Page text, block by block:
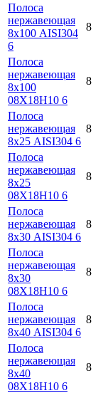
Полоса
нержавеющая
8х100 AISI304
6
8
Полоса
нержавеющая
8х100
08Х18Н10 6
8
Полоса
нержавеющая
8х25 AISI304 6
8
Полоса
нержавеющая
8х25
08Х18Н10 6
8
Полоса
нержавеющая
8х30 AISI304 6
8
Полоса
нержавеющая
8х30
08Х18Н10 6
8
Полоса
нержавеющая
8х40 AISI304 6
8
Полоса
нержавеющая
8х40
08Х18Н10 6
8